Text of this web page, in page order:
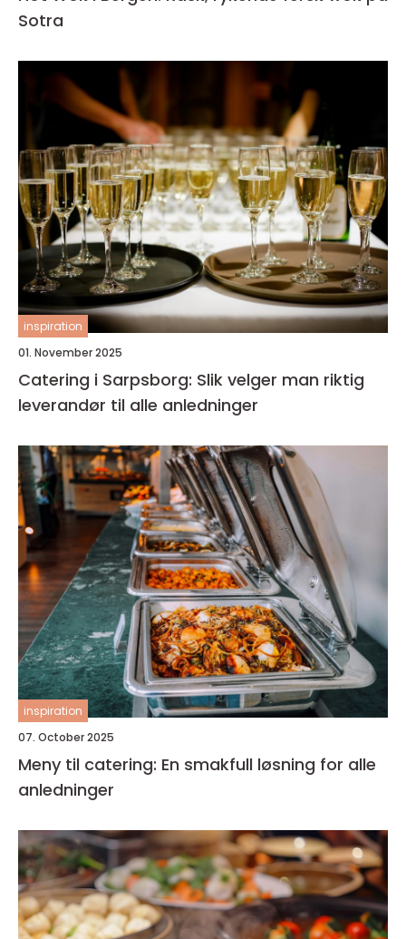
Sotra
inspiration
01. November 2025
Catering i Sarpsborg: Slik velger man riktig
leverandør til alle anledninger
inspiration
07. October 2025
Meny til catering: En smakfull løsning for alle
anledninger